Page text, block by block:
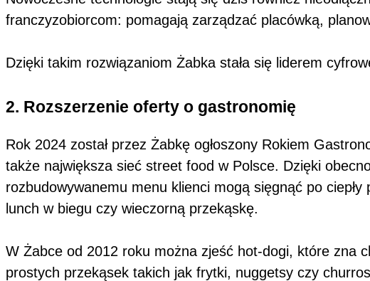
franczyzobiorcom: pomagają zarządzać placówką,
Dzięki takim rozwiązaniom Żabka stała się liderem
2. Rozszerzenie oferty o gastronomię
Rok 2024 został przez Żabkę ogłoszony Rokiem
także największa sieć street food w Polsce. Dzięki
rozbudowywanemu menu klienci mogą sięgnąć po
lunch w biegu czy wieczorną przekąskę.
W Żabce od 2012 roku można zjeść hot-dogi, które zna
prostych przekąsek takich jak frytki, nuggetsy czy